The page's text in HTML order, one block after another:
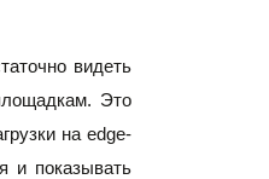
видеть
Это
на edge-
и показывать